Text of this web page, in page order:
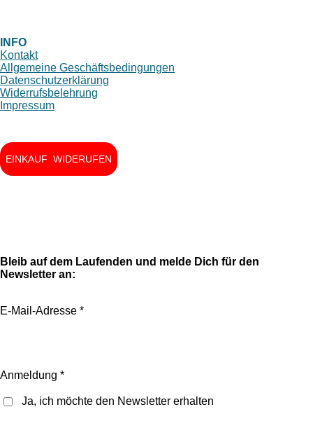
INFO
Kontakt
Allgemeine Geschäftsbedingungen
Datenschutzerklärung
Widerrufsbelehrung
Impressum
EINKAUF WIDERUFEN
s
g
m
c
o
Bleib auf dem Laufenden und melde Dich für den
Newsletter an:
E-Mail-Adresse *
Anmeldung *
Ja, ich möchte den Newsletter erhalten